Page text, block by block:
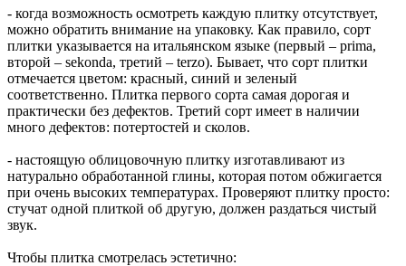
- когда возможность осмотреть каждую плитку отсутствует,
можно обратить внимание на упаковку. Как правило, сорт
плитки указывается на итальянском языке (первый – prima,
второй – sekonda, третий – terzo). Бывает, что сорт плитки
отмечается цветом: красный, синий и зеленый
соответственно. Плитка первого сорта самая дорогая и
практически без дефектов. Третий сорт имеет в наличии
много дефектов: потертостей и сколов.
- настоящую облицовочную плитку изготавливают из
натурально обработанной глины, которая потом обжигается
при очень высоких температурах. Проверяют плитку просто:
стучат одной плиткой об другую, должен раздаться чистый
звук.
Чтобы плитка смотрелась эстетично: